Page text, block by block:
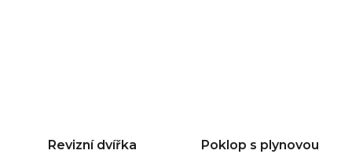
Revizní dvířka
Poklop s plynovou